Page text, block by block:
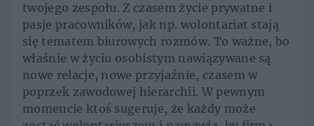
twojego zespołu. Z czasem życie prywatne i
pasje pracowników, jak np. wolontariat stają
się tematem biurowych rozmów. To ważne, bo
właśnie w życiu osobistym nawiązywane są
nowe relacje, nowe przyjaźnie, czasem w
poprzek zawodowej hierarchii. W pewnym
momencie ktoś sugeruje, że każdy może